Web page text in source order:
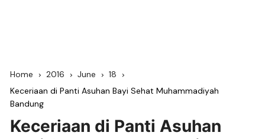
Home 2016 June
18
Keceriaan di Panti Asuhan Bayi Sehat Muhammadiyah
Bandung
Keceriaan di Panti Asuhan